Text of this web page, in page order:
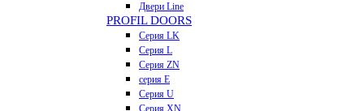
Двери Line
PROFIL DOORS
Серия LK
Серия L
Серия ZN
серия E
Серия U
Серия XN